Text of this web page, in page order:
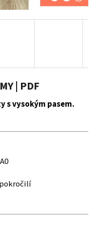
| PDF
s vysokým pasem.